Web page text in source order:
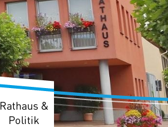
Rathaus &
Politik